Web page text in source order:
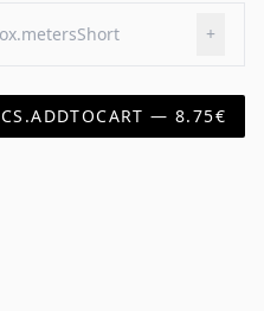
+
— 8.75€